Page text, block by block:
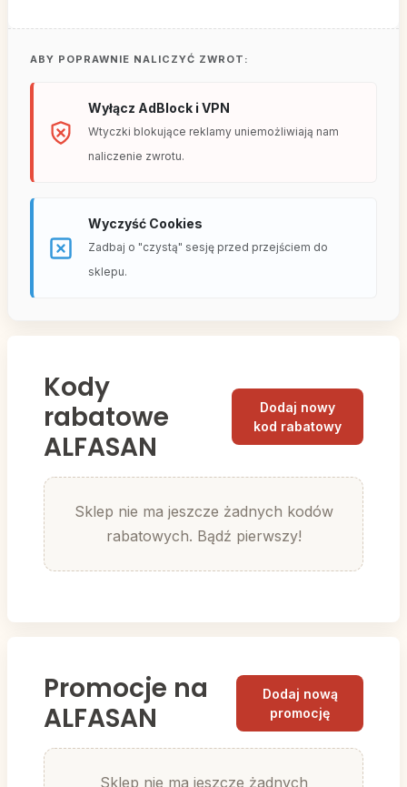
ABY POPRAWNIE NALICZYĆ ZWROT:
Wyłącz AdBlock i VPN
Wtyczki blokujące reklamy uniemożliwiają nam
naliczenie zwrotu.
Wyczyść Cookies
Zadbaj o "czystą" sesję przed przejściem do
sklepu.
Kody
rabatowe
ALFASAN
Dodaj nowy
kod rabatowy
Sklep nie ma jeszcze żadnych kodów
rabatowych. Bądź pierwszy!
Promocje na
ALFASAN
Dodaj nową
promocję
Sklep nie ma jeszcze żadnych